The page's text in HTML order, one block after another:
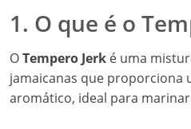
1. O que é o
OTempero Jerk é uma
jamaicanas que proporciona
aromático, ideal para